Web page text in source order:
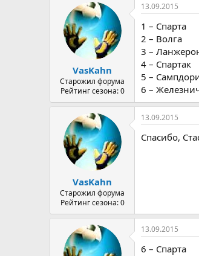
VasKahn
Старожил форума
Рейтинг сезона: 0
13.09.2015
1 – Спарта
2 – Волга
3 –
4 – Спартак
5 –
6 –
VasKahn
Старожил форума
Рейтинг сезона: 0
13.09.2015
Спасибо,
13.09.2015
6 – Спарта